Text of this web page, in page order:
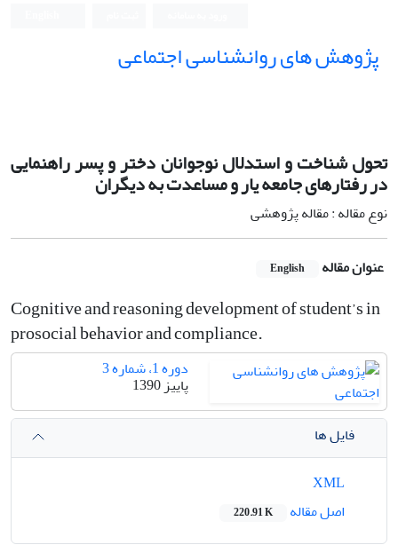
پژوهش های روانشناسی اجتماعی
تحول شناخت و استدلال نوجوانان دختر و پسر راهنمایی
در رفتارهای جامعه یار و مساعدت به دیگران
نوع مقاله : مقاله پژوهشی
عنوان مقاله English
Cognitive and reasoning development of student’s in
prosocial behavior and compliance.
دوره 1، شماره 3
پاییز 1390
فایل ها
اصل مقاله
220.91 K